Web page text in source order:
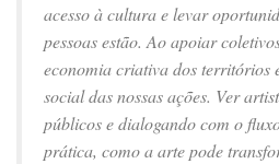
acesso à cultura e levar
pessoas estão. Ao apoiar
economia criativa dos territórios
social das nossas ações. Ver
públicos e dialogando com o
prática, como a arte pode